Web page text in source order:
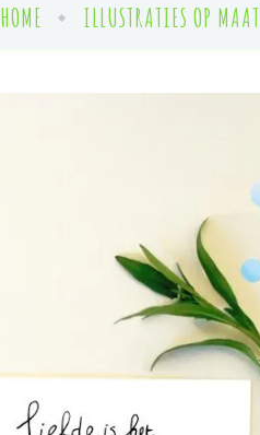
HOME ILLUSTRATIES OP MAAT